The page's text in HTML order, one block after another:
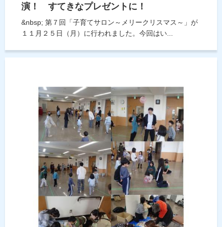
演！ すてきなプレゼントに！
&nbsp; 第７回「子育てサロン～メリークリスマス～」が
１１月２５日（月）に行われました。今回はい...